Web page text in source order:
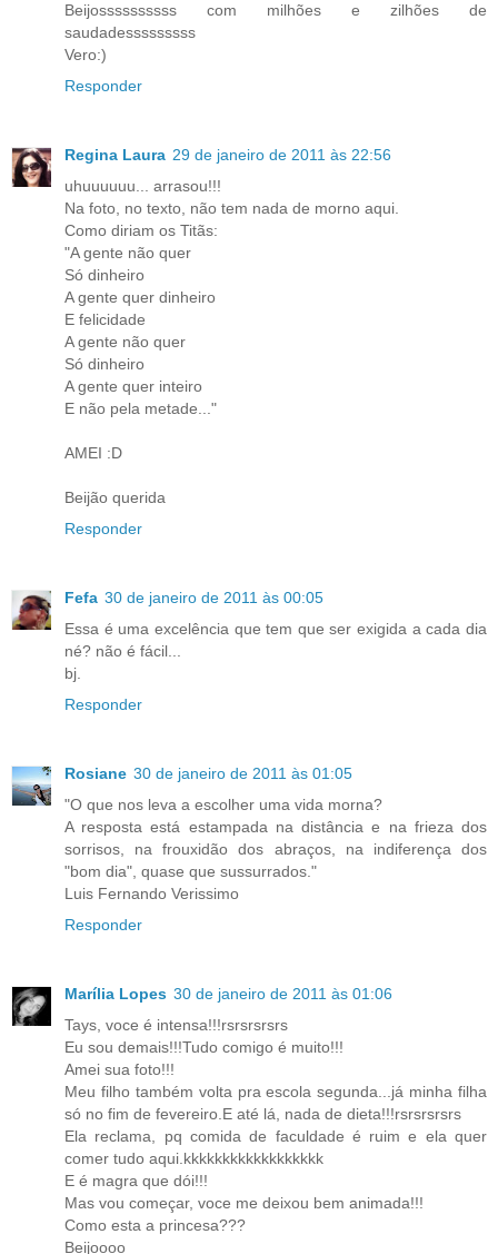
Beijossssssssss com milhões e zilhões de
saudadesssssssss
Vero:)
Responder
Regina Laura 29 de janeiro de 2011 às 22:56
uhuuuuuu... arrasou!!!
Na foto, no texto, não tem nada de morno aqui.
Como diriam os Titãs:
"A gente não quer
Só dinheiro
A gente quer dinheiro
E felicidade
A gente não quer
Só dinheiro
A gente quer inteiro
E não pela metade..."
AMEI :D
Beijão querida
Responder
Fefa 30 de janeiro de 2011 às 00:05
Essa é uma excelência que tem que ser exigida a cada dia
né? não é fácil...
bj.
Responder
Rosiane 30 de janeiro de 2011 às 01:05
"O que nos leva a escolher uma vida morna?
A resposta está estampada na distância e na frieza dos
sorrisos, na frouxidão dos abraços, na indiferença dos
"bom dia", quase que sussurrados."
Luis Fernando Verissimo
Responder
Marília Lopes 30 de janeiro de 2011 às 01:06
Tays, voce é intensa!!!rsrsrsrsrs
Eu sou demais!!!Tudo comigo é muito!!!
Amei sua foto!!!
Meu filho também volta pra escola segunda...já minha filha
só no fim de fevereiro.E até lá, nada de dieta!!!rsrsrsrsrs
Ela reclama, pq comida de faculdade é ruim e ela quer
comer tudo aqui.kkkkkkkkkkkkkkkkkk
E é magra que dói!!!
Mas vou começar, voce me deixou bem animada!!!
Como esta a princesa???
Beijoooo